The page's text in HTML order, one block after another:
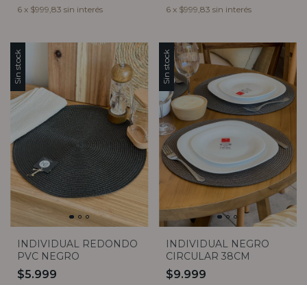
6 x $999,83 sin interés
6 x $999,83 sin interés
Sin stock
INDIVIDUAL REDONDO
PVC NEGRO
$5.999
Sin stock
INDIVIDUAL NEGRO
CIRCULAR 38CM
$9.999